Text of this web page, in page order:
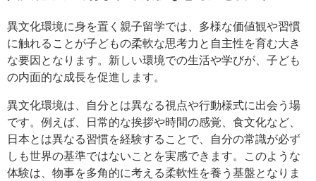
異文化環境に身を置く親子留学では、多様な価値観や習慣
に触れることが子どもの柔軟な思考力と自主性を育む大き
な要因となります。新しい環境での生活や学びが、子ども
の内面的な成長を促進します。
異文化環境は、自分とは異なる視点や行動様式に出会う場
です。例えば、日常的な挨拶や時間の感覚、食文化など、
日本とは異なる習慣を経験することで、自分の常識が必ず
しも世界の基準ではないことを実感できます。このような
体験は、物事を多角的に考える柔軟性を養う基盤となりま